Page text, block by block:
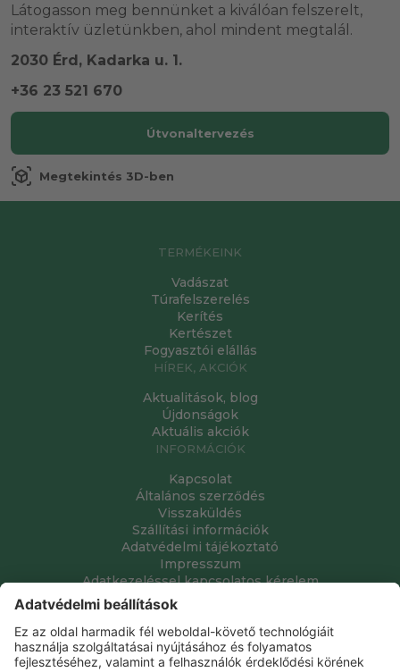
Látogasson meg bennünket a kiválóan felszerelt,
interaktív üzletünkben, ahol mindent megtalál.
2030 Érd, Kadarka u. 1.
+36 23 521 670
Útvonaltervezés
view_in_ar Megtekintés 3D-ben
TERMÉKEINK
Vadászat
Túrafelszerelés
Kerítés
Kertészet
Fogyasztói elállás
HÍREK, AKCIÓK
Aktualitások, blog
Újdonságok
Aktuális akciók
INFORMÁCIÓK
Kapcsolat
Általános szerződés
Visszaküldés
Szállítási információk
Adatvédelmi tájékoztató
Impresszum
Adatkezeléssel kapcsolatos kérelem